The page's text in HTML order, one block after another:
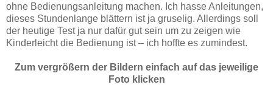
ohne Bedienungsanleitung machen. Ich hasse Anleitungen,
dieses Stundenlange blättern ist ja gruselig. Allerdings soll
der heutige Test ja nur dafür gut sein um zu zeigen wie
Kinderleicht die Bedienung ist – ich hoffte es zumindest.
Zum vergrößern der Bildern einfach auf das jeweilige
Foto klicken